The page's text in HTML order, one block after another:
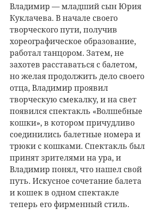
Владимир — младший сын Юрия
Куклачева. В начале своего
творческого пути, получив
хореографическое образование,
работал танцором. Затем, не
захотев расставаться с балетом,
но желая продолжить дело своего
отца, Владимир проявил
творческую смекалку, и на свет
появился спектакль «Волшебные
кошки», в котором причудливо
соединились балетные номера и
трюки с кошками. Спектакль был
принят зрителями на ура, и
Владимир понял, что нашел свой
путь. Искусное сочетание балета
и кошек в одном спектакле
теперь его фирменный стиль.